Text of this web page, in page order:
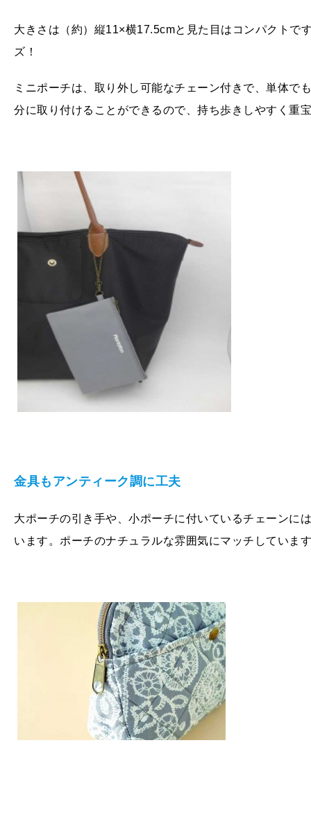
大きさは（約）縦11×横17.5cmと見た目はコンパクトで
ズ！
ミニポーチは、取り外し可能なチェーン付きで、単体で
分に取り付けることができるので、持ち歩きしやすく重
金具もアンティーク調に工夫
大ポーチの引き手や、小ポーチに付いているチェーンに
います。ポーチのナチュラルな雰囲気にマッチしていま